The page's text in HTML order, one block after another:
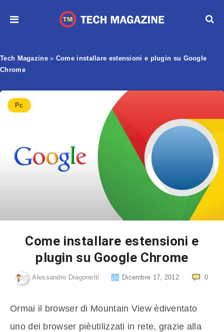
Tech Magazine» Come installare estensioni e plugin su Google
Chrome
Pc
Come installare estensioni e
plugin su Google Chrome
Alessandro Dragonetti Dicembre 17, 2012 0
Ormai il browser di Mountain View èdiventato
uno dei browser pièutilizzati in rete, grazie alla